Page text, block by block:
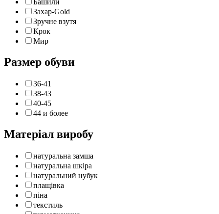
Захар-Gold
Зручне взутя
Крок
Мир
Размер обуви
36-41
38-43
40-45
44 и более
Матеріал виробу
натуральна замша
натуральна шкіра
натуральний нубук
плащівка
піна
текстиль